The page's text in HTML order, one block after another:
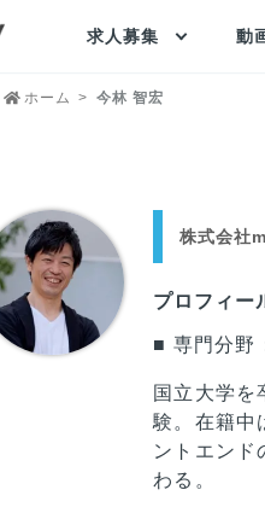
求人募集 動
ホーム 今林 智宏
株式会社
プロフィー
■ 専門分野
国立大学を
験。在籍中
ントエンド
わる。